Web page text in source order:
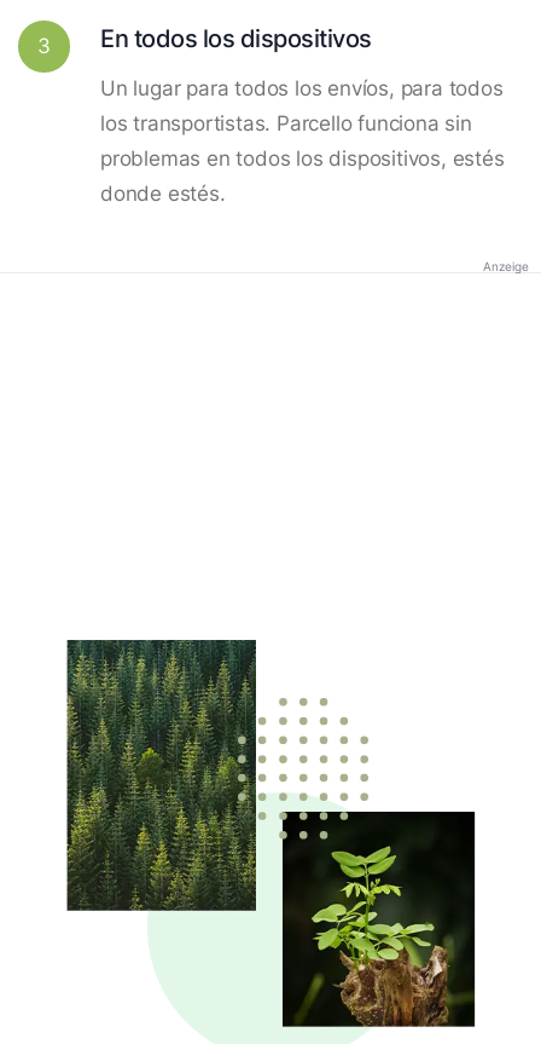
3 En todos los dispositivos
Un lugar para todos los envíos, para todos
los transportistas. Parcello funciona sin
problemas en todos los dispositivos, estés
donde estés.
Anzeige